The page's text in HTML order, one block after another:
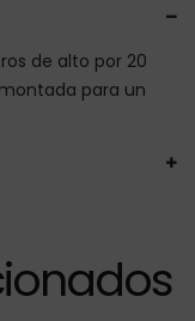
de alto por 20
para un